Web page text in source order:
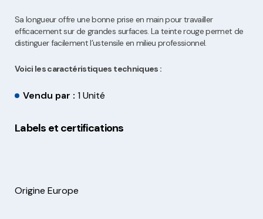
Sa longueur offre une bonne prise en main pour travailler
efficacement sur de grandes surfaces. La teinte rouge permet de
distinguer facilement l’ustensile en milieu professionnel.
Voici les caractéristiques techniques :
Vendu par : 1 Unité
Labels et certifications
Origine Europe